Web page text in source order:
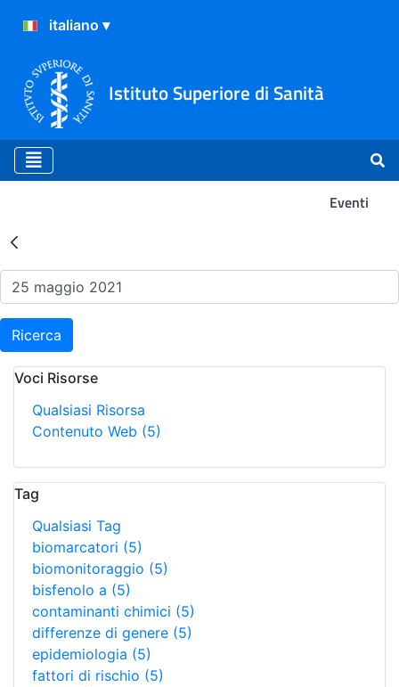
Istituto Superiore di Sanità
Eventi
Risultati della Ricerca -
Ricerca
Voci Risorse
Qualsiasi Risorsa
Contenuto Web (5)
Tag
Qualsiasi Tag
biomarcatori (5)
biomonitoraggio (5)
bisfenolo a (5)
contaminanti chimici (5)
differenze di genere (5)
epidemiologia (5)
fattori di rischio (5)